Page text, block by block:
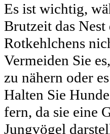
Es ist wichtig,
Brutzeit das Nest
Rotkehlchens
Vermeiden Sie
zu nähern oder
Halten Sie
fern, da sie eine
Jungvögel